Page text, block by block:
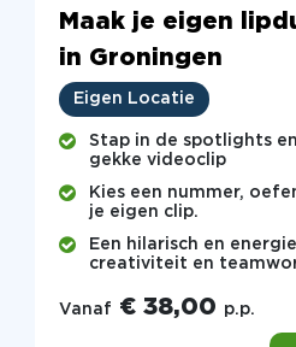
Maak je eigen
in Groningen
Eigen Locatie
Stap in de spotlights
gekke videoclip
Kies een nummer,
je eigen clip.
Een hilarisch en
creativiteit en
Vanaf € 38,00 p.p.